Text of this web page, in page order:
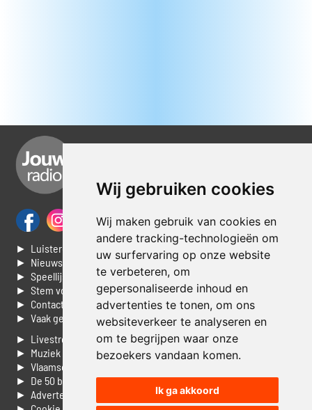
Wij gebruiken cookies
Wij maken gebruik van cookies en
andere tracking-technologieën om
uw surfervaring op onze website
te verbeteren, om
gepersonaliseerde inhoud en
advertenties te tonen, om ons
websiteverkeer te analyseren en
om te begrijpen waar onze
bezoekers vandaan komen.
Ik ga akkoord
► Luisteren naar Jouwradio
► Nieuws
► Speellijst
► Stem voor de Dag top 3
► Contacteer ons
► Vaak gestelde vragen
► Livestream informatie
► Muziek opzoeken
► Vlaamse 100 Aller tijden
► De 50 beste van...
► Adverteren op Jouwradio